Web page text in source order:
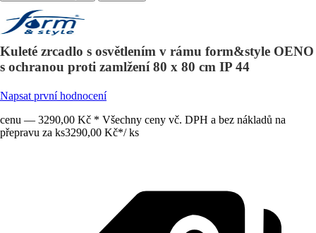
Kuleté zrcadlo s osvětlením v rámu form&style OENO
s ochranou proti zamlžení 80 x 80 cm IP 44
Napsat první hodnocení
cenu — 3290,00 Kč * Všechny ceny vč. DPH a bez nákladů na
přepravu za ks3290,00 Kč*/ ks